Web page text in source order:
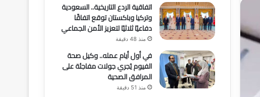
اتفاقية الردع التاريخية.. السعودية
وتركيا وباكستان توقع اتفاقًا
دفاعيًا ثلاثيًا لتعزيز الأمن الجماعي
منذ 48 دقيقة
في أول أيام عمله.. وكيل صحة
الفيوم يُجري جولات مفاجئة على
المرافق الصحية
منذ 51 دقيقة